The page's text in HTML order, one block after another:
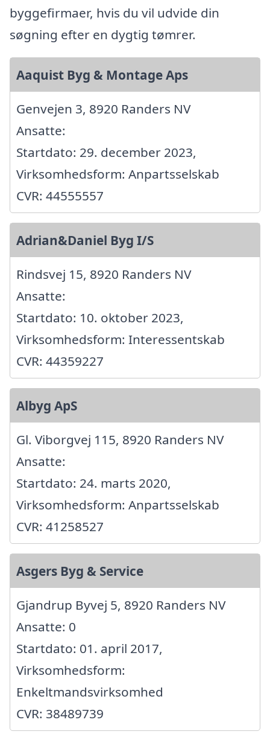
byggefirmaer, hvis du vil udvide din
søgning efter en dygtig tømrer.
Aaquist Byg & Montage Aps
Genvejen 3, 8920 Randers NV
Ansatte:
Startdato: 29. december 2023,
Virksomhedsform: Anpartsselskab
CVR: 44555557
Adrian&Daniel Byg I/S
Rindsvej 15, 8920 Randers NV
Ansatte:
Startdato: 10. oktober 2023,
Virksomhedsform: Interessentskab
CVR: 44359227
Albyg ApS
Gl. Viborgvej 115, 8920 Randers NV
Ansatte:
Startdato: 24. marts 2020,
Virksomhedsform: Anpartsselskab
CVR: 41258527
Asgers Byg & Service
Gjandrup Byvej 5, 8920 Randers NV
Ansatte: 0
Startdato: 01. april 2017,
Virksomhedsform:
Enkeltmandsvirksomhed
CVR: 38489739